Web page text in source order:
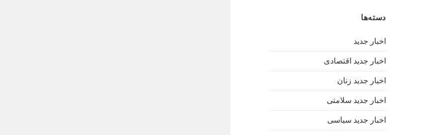
دسته‌ها
اخبار جدید
اخبار جدید اقتصادی
اخبار جدید زنان
اخبار جدید سلامتی
اخبار جدید سیاسی